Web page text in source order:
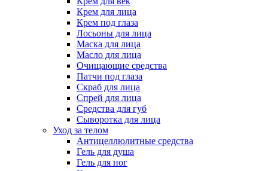
Крем для лица
Крем под глаза
Лосьоны для лица
Маска для лица
Масло для лица
Очищающие средства
Патчи под глаза
Скраб для лица
Спрей для лица
Средства для губ
Сыворотка для лица
Уход за телом
Антицеллюлитные средства
Гель для душа
Гель для ног